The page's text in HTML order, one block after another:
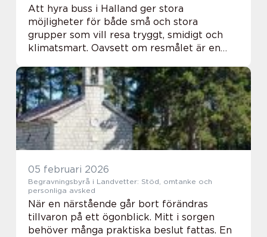
Att hyra buss i Halland ger stora
möjligheter för både små och stora
grupper som vill resa tryggt, smidigt och
klimatsmart. Oavsett om resmålet är en
konferens eller en skidresa till svenska
fjällen, kan en hyrd buss...
05 februari 2026
Begravningsbyrå i Landvetter: Stöd, omtanke och
personliga avsked
När en närstående går bort förändras
tillvaron på ett ögonblick. Mitt i sorgen
behöver många praktiska beslut fattas. En